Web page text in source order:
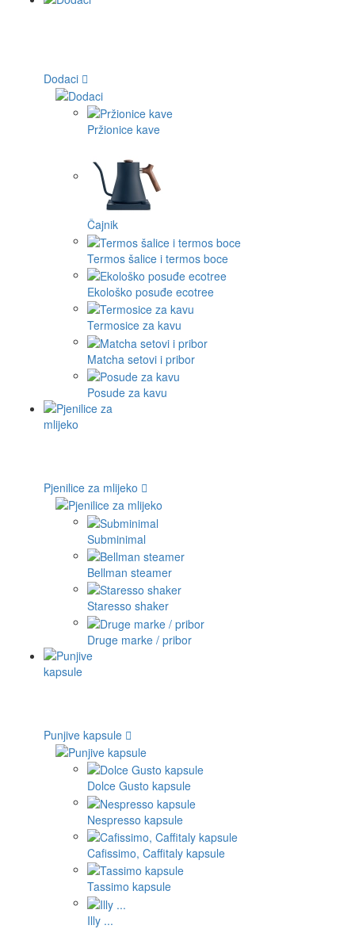
Dodaci
Pržionice kave
Čajnik
Termos šalice i termos boce
Ekološko posuđe ecotree
Termosice za kavu
Matcha setovi i pribor
Posude za kavu
Pjenilice za mlijeko
Subminimal
Bellman steamer
Staresso shaker
Druge marke / pribor
Punjive kapsule
Dolce Gusto kapsule
Nespresso kapsule
Cafissimo, Caffitaly kapsule
Tassimo kapsule
Illy ...